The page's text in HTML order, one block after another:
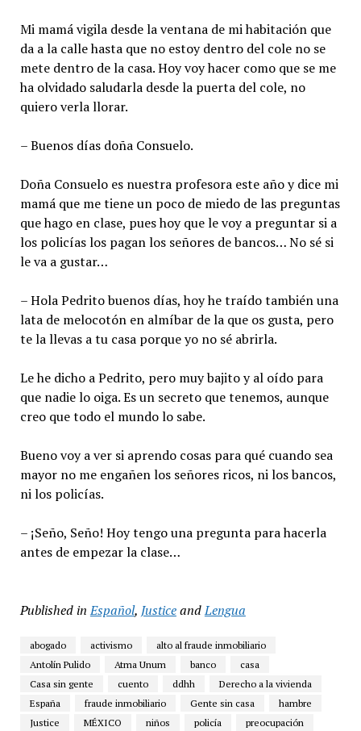
Mi mamá vigila desde la ventana de mi habitación que
da a la calle hasta que no estoy dentro del cole no se
mete dentro de la casa. Hoy voy hacer como que se me
ha olvidado saludarla desde la puerta del cole, no
quiero verla llorar.
– Buenos días doña Consuelo.
Doña Consuelo es nuestra profesora este año y dice mi
mamá que me tiene un poco de miedo de las preguntas
que hago en clase, pues hoy que le voy a preguntar si a
los policías los pagan los señores de bancos… No sé si
le va a gustar…
– Hola Pedrito buenos días, hoy he traído también una
lata de melocotón en almíbar de la que os gusta, pero
te la llevas a tu casa porque yo no sé abrirla.
Le he dicho a Pedrito, pero muy bajito y al oído para
que nadie lo oiga. Es un secreto que tenemos, aunque
creo que todo el mundo lo sabe.
Bueno voy a ver si aprendo cosas para qué cuando sea
mayor no me engañen los señores ricos, ni los bancos,
ni los policías.
– ¡Seño, Seño! Hoy tengo una pregunta para hacerla
antes de empezar la clase…
Published in Español, JusticeandLengua
abogado activismo
alto al fraude inmobiliario
Antolín Pulido
Atma Unum banco
casa
Casa sin gente
cuento ddhh
Derecho a la vivienda
España
fraude inmobiliario Gente sin casa
hambre
Justice
MÉXICO niños policía preocupación